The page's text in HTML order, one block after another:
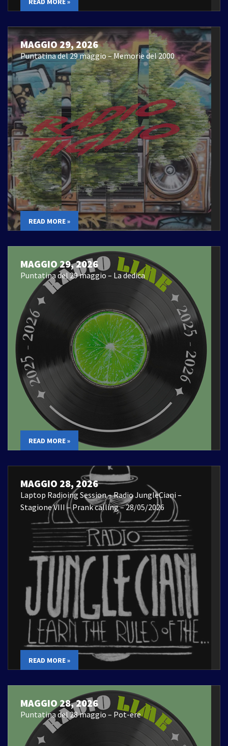
MAGGIO 29, 2026
Puntatina del 29 maggio – Memorie del 2000
READ MORE »
MAGGIO 29, 2026
Puntatina del 29 maggio – La dedica
READ MORE »
MAGGIO 28, 2026
Laptop Radioing Session – Radio JungleCiani –
Stagione VIII – Prank calling – 28/05/2026
READ MORE »
MAGGIO 28, 2026
Puntatina del 28 maggio – Pot-ere